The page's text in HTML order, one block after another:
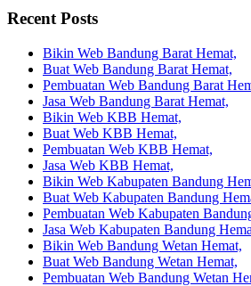
Recent Posts
Bikin Web Bandung Barat Hemat,
Buat Web Bandung Barat Hemat,
Pembuatan Web Bandung Barat
Jasa Web Bandung Barat Hemat,
Bikin Web KBB Hemat,
Buat Web KBB Hemat,
Pembuatan Web KBB Hemat,
Jasa Web KBB Hemat,
Bikin Web Kabupaten Bandung
Buat Web Kabupaten Bandung
Pembuatan Web Kabupaten
Jasa Web Kabupaten Bandung
Bikin Web Bandung Wetan Hemat,
Buat Web Bandung Wetan Hemat,
Pembuatan Web Bandung Wetan